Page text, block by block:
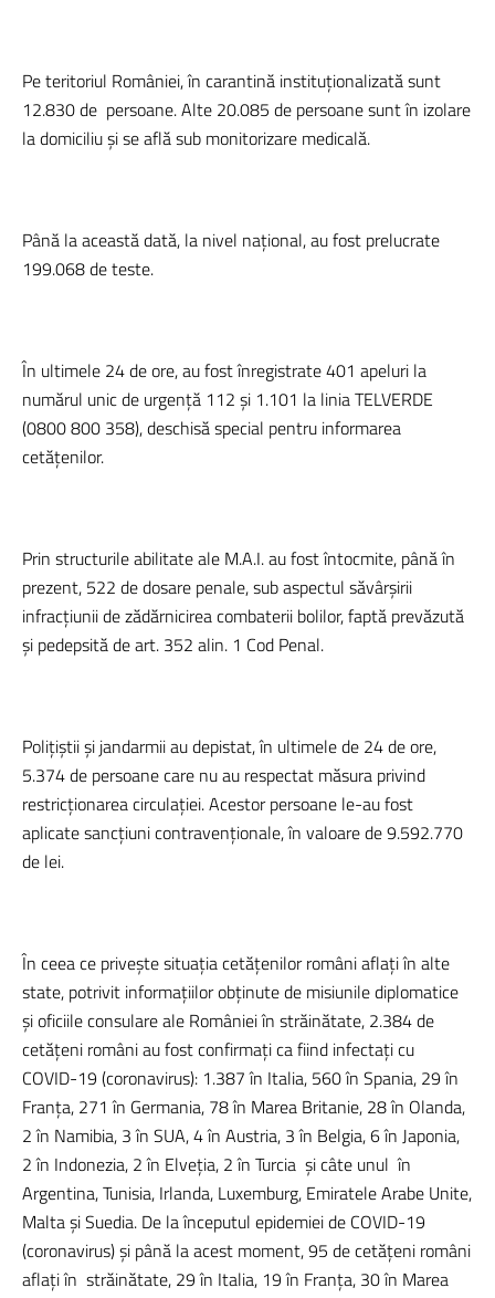
Pe teritoriul României, în carantină instituționalizată sunt
12.830 de persoane. Alte 20.085 de persoane sunt în izolare
la domiciliu și se află sub monitorizare medicală.
Până la această dată, la nivel național, au fost prelucrate
199.068 de teste.
În ultimele 24 de ore, au fost înregistrate 401 apeluri la
numărul unic de urgență 112 și 1.101 la linia TELVERDE
(0800 800 358), deschisă special pentru informarea
cetățenilor.
Prin structurile abilitate ale M.A.I. au fost întocmite, până în
prezent, 522 de dosare penale, sub aspectul săvârșirii
infracțiunii de zădărnicirea combaterii bolilor, faptă prevăzută
şi pedepsită de art. 352 alin. 1 Cod Penal.
Polițiștii și jandarmii au depistat, în ultimele de 24 de ore,
5.374 de persoane care nu au respectat măsura privind
restricţionarea circulaţiei. Acestor persoane le-au fost
aplicate sancţiuni contravenţionale, în valoare de 9.592.770
de lei.
În ceea ce privește situația cetățenilor români aflați în alte
state, potrivit informațiilor obținute de misiunile diplomatice
și oficiile consulare ale României în străinătate, 2.384 de
cetățeni români au fost confirmați ca fiind infectați cu
COVID-19 (coronavirus): 1.387 în Italia, 560 în Spania, 29 în
Franța, 271 în Germania, 78 în Marea Britanie, 28 în Olanda,
2 în Namibia, 3 în SUA, 4 în Austria, 3 în Belgia, 6 în Japonia,
2 în Indonezia, 2 în Elveția, 2 în Turcia și câte unul în
Argentina, Tunisia, Irlanda, Luxemburg, Emiratele Arabe Unite,
Malta și Suedia. De la începutul epidemiei de COVID-19
(coronavirus) și până la acest moment, 95 de cetățeni români
aflați în străinătate, 29 în Italia, 19 în Franța, 30 în Marea